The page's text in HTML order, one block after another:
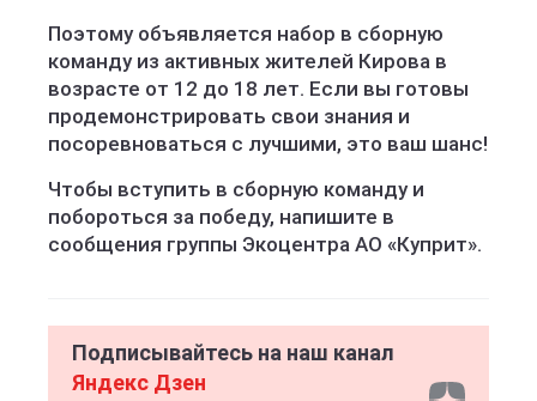
Поэтому объявляется набор в сборную
команду из активных жителей Кирова в
возрасте от 12 до 18 лет. Если вы готовы
продемонстрировать свои знания и
посоревноваться с лучшими, это ваш шанс!
Чтобы вступить в сборную команду и
побороться за победу, напишите в
сообщения группы Экоцентра АО «Куприт».
Подписывайтесь на наш канал
Яндекс Дзен